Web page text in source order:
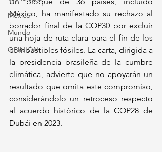
México
Mundo
OPINIÓN
México, ha manifestado su rechazo al
borrador final de la COP30 por excluir
una hoja de ruta clara para el fin de los
combustibles fósiles. La carta, dirigida a
la presidencia brasileña de la cumbre
climática, advierte que no apoyarán un
resultado que omita este compromiso,
considerándolo un retroceso respecto
al acuerdo histórico de la COP28 de
Dubái en 2023.